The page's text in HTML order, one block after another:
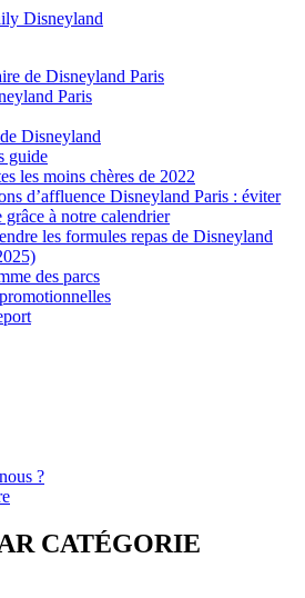
de Disneyland Paris
Paris
Disneyland
guide
les moins chères de 2022
d’affluence Disneyland Paris : éviter
grâce à notre calendrier
les formules repas de Disneyland
des parcs
?
CATÉGORIE